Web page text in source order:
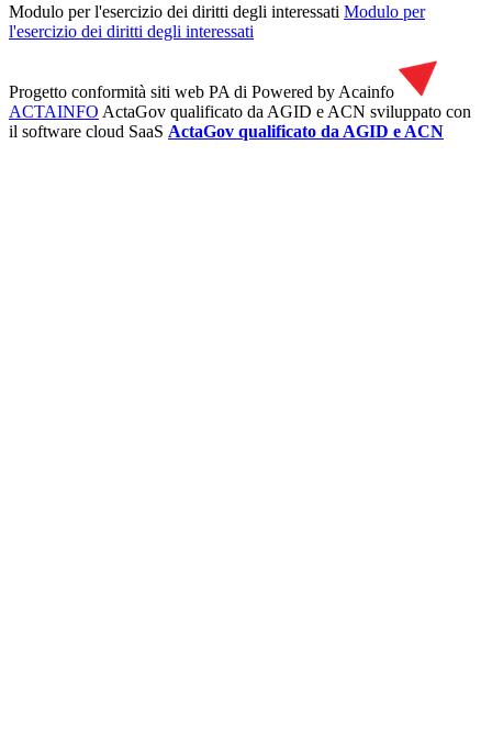
Modulo per l'esercizio dei diritti degli interessati Modulo per
l'esercizio dei diritti degli interessati
Progetto conformità siti web PA di Powered by Acainfo
ACTAINFO ActaGov qualificato da AGID e ACN sviluppato con
il software cloud SaaS ActaGov qualificato da AGID e ACN